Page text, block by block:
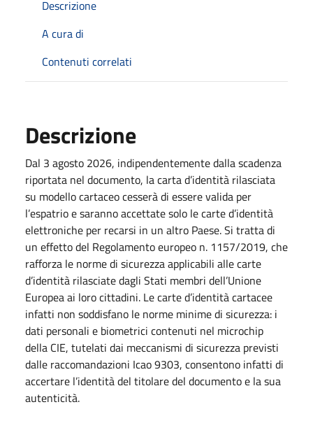
Descrizione
A cura di
Contenuti correlati
Descrizione
Dal 3 agosto 2026, indipendentemente dalla scadenza
riportata nel documento, la carta d’identità rilasciata
su modello cartaceo cesserà di essere valida per
l’espatrio e saranno accettate solo le carte d’identità
elettroniche per recarsi in un altro Paese. Si tratta di
un effetto del Regolamento europeo n. 1157/2019, che
rafforza le norme di sicurezza applicabili alle carte
d’identità rilasciate dagli Stati membri dell’Unione
Europea ai loro cittadini. Le carte d’identità cartacee
infatti non soddisfano le norme minime di sicurezza: i
dati personali e biometrici contenuti nel microchip
della CIE, tutelati dai meccanismi di sicurezza previsti
dalle raccomandazioni Icao 9303, consentono infatti di
accertare l’identità del titolare del documento e la sua
autenticità.